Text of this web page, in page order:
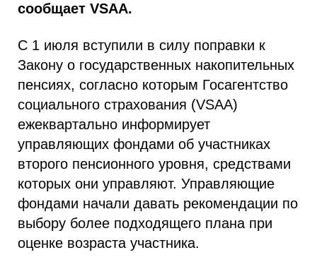
сообщает VSAA.
С 1 июля вступили в силу поправки к
Закону о государственных накопительных
пенсиях, согласно которым Госагентство
социального страхования (VSAA)
ежеквартально информирует
управляющих фондами об участниках
второго пенсионного уровня, средствами
которых они управляют. Управляющие
фондами начали давать рекомендации по
выбору более подходящего плана при
оценке возраста участника.